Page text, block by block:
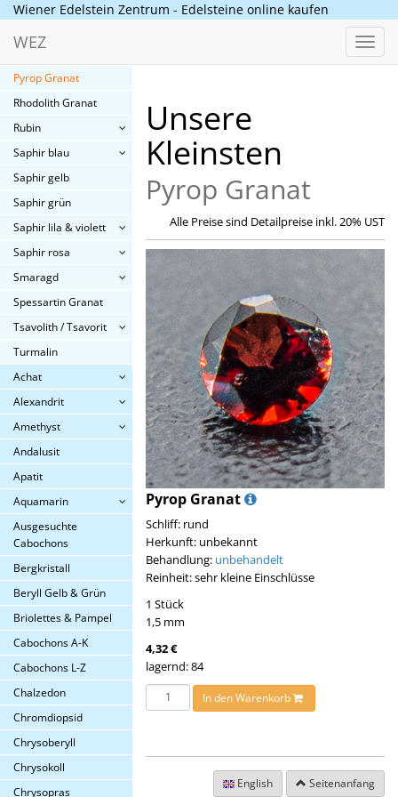
Wiener Edelstein Zentrum - Edelsteine online kaufen
WEZ
Aquamarin
Hessonit Granat
Pyrop Granat
Rhodolith Granat
Rubin
Saphir blau
Saphir gelb
Saphir grün
Saphir lila & violett
Saphir rosa
Smaragd
Spessartin Granat
Tsavolith / Tsavorit
Turmalin
Achat
Alexandrit
Amethyst
Andalusit
Apatit
Aquamarin
Ausgesuchte
Cabochons
Bergkristall
Beryll Gelb & Grün
Briolettes & Pampel
Cabochons A-K
Cabochons L-Z
Chalzedon
Chromdiopsid
Chrysoberyll
Chrysokoll
Chrysopras
Unsere
Kleinsten
Pyrop Granat
Alle Preise sind Detailpreise inkl. 20% UST
Pyrop Granat
Schliff: rund
Herkunft: unbekannt
Behandlung: unbehandelt
Reinheit: sehr kleine Einschlüsse
1 Stück
1,5 mm
4,32 €
lagernd: 84
In den Warenkorb
English Seitenanfang